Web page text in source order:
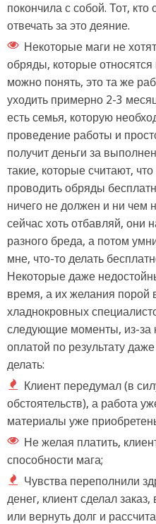
покончила с собой. Тот, кто
отвечать за это деяние.
Некоторые маги не
обряды, которые
можно понять, это та же
уходить примерно 2-3
есть семья, которую
проведение работы и
получит деньги за
такие, которые считают,
проводить обряды
ничего не должен и ни чем
сейчас хоть отбавляй, они
разного бреда, а потом
мне, что-то делать
Некоторые даже
время, а их желания порой
хладнокровных
следующие моменты, из-за
оплатой по результату
делать:
Клиент передумал (в
обстоятельств), а работа
материалы уже
Не желая платить,
способности мага;
Чувства переполнили
денег, клиент сделал
или вернуть долг и